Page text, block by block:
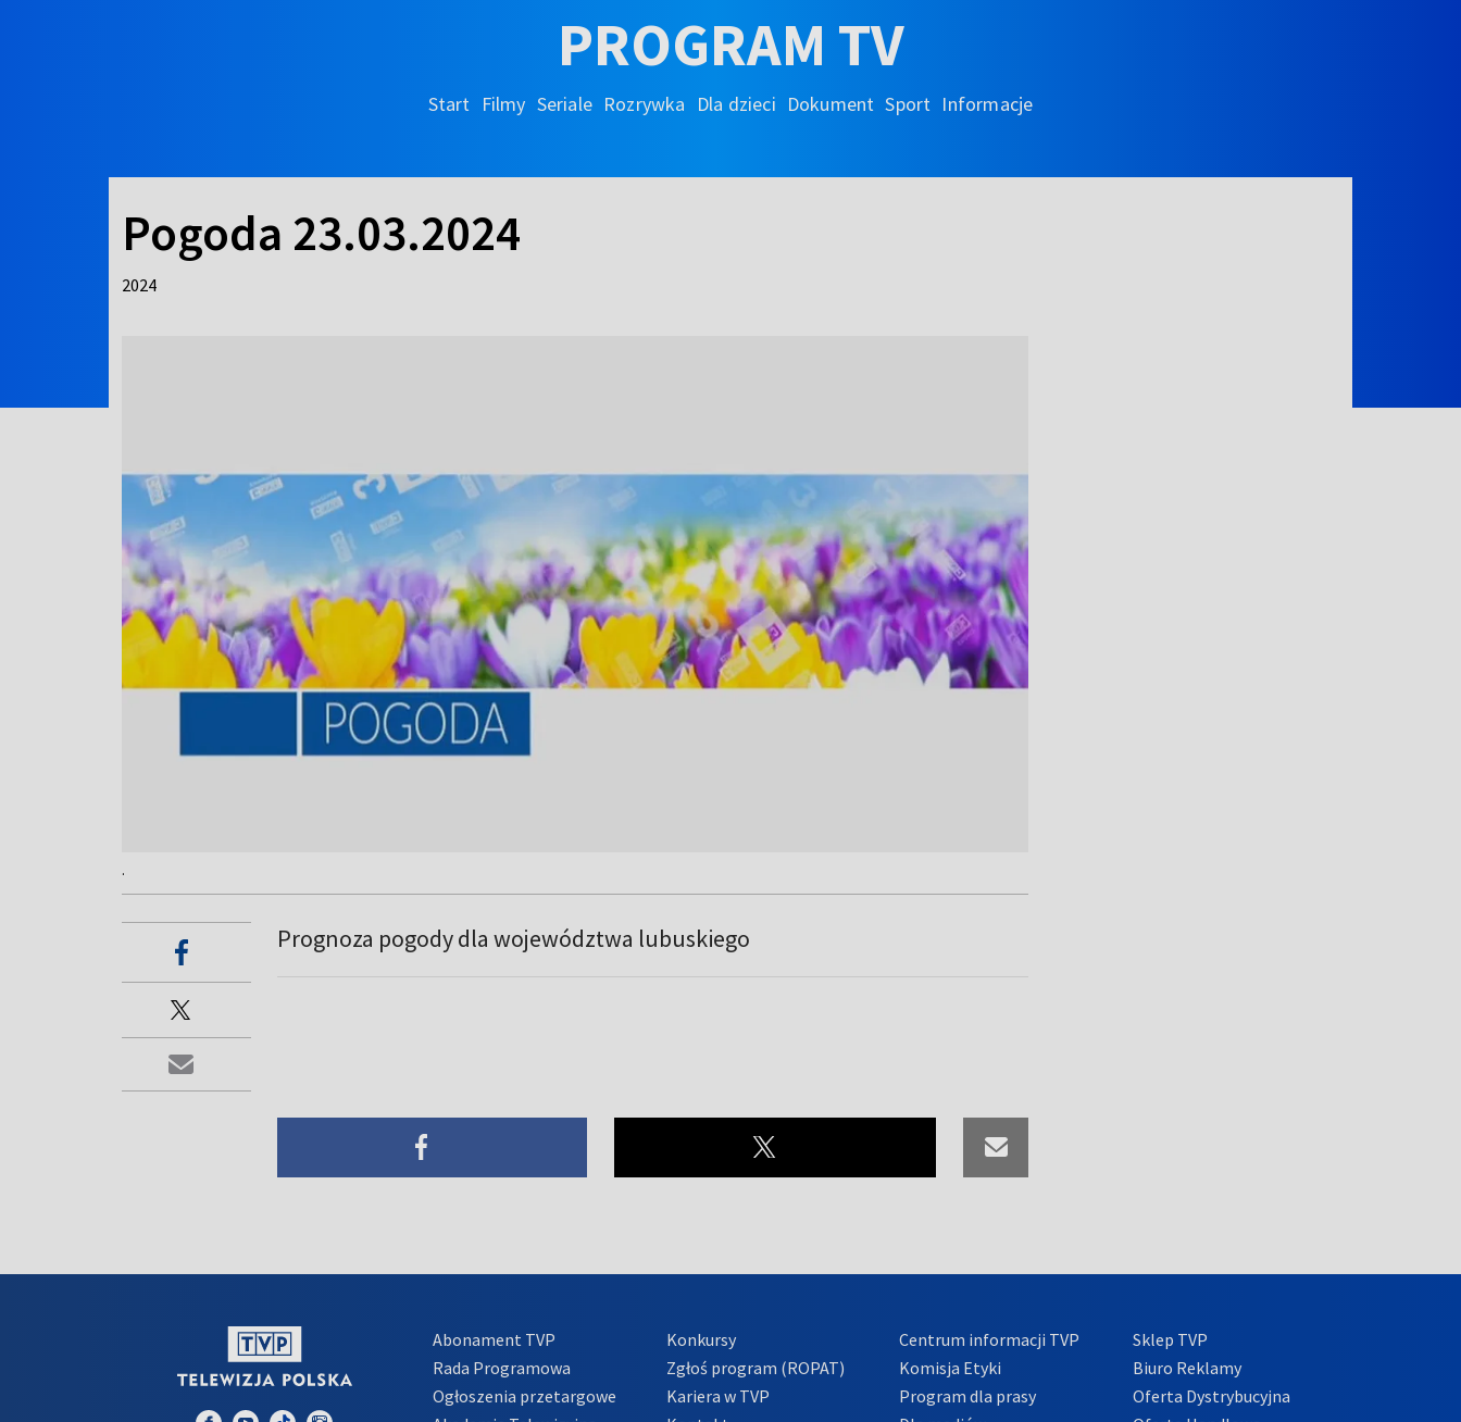
PROGRAM TV
Start Filmy Seriale Rozrywka Dla dzieci Dokument Sport Informacje
Pogoda 23.03.2024
2024
.
Prognoza pogody dla województwa lubuskiego
Abonament TVP
Rada Programowa
Ogłoszenia przetargowe
Konkursy
Zgłoś program (ROPAT)
Kariera w TVP
Centrum informacji TVP
Komisja Etyki
Program dla prasy
Sklep TVP
Biuro Reklamy
Oferta Dystrybucyjna